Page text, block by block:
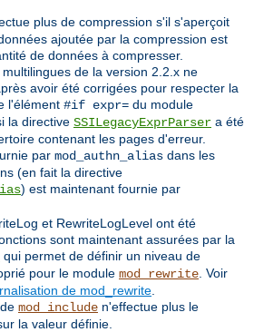
plus de compression s'il s'aperçoit
ajoutée par la compression est
de données à compresser.
de la version 2.2.x ne
avoir été corrigées pour respecter la
l'élément #if expr= du module
la directive SSILegacyExprParser a été
contenant les pages d'erreur.
par mod_authn_alias dans les
(en fait la directive
) est maintenant fournie par
et RewriteLogLevel ont été
sont maintenant assurées par la
qui permet de définir un niveau de
pour le module mod_rewrite . Voir
de mod_rewrite
de mod_include n'effectue plus le
la valeur définie.